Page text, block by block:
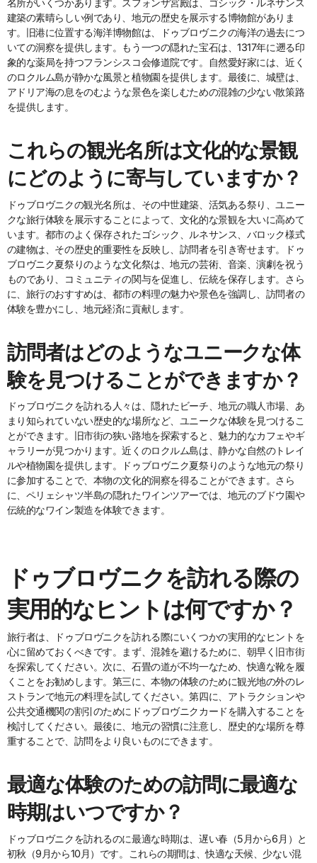
名所がいくつかあります。スフォンザ宮殿は、ゴシック・ルネサンス
建築の素晴らしい例であり、地元の歴史を展示する博物館がありま
す。旧港に位置する海洋博物館は、ドゥブロヴニクの海洋の過去につ
いての洞察を提供します。もう一つの隠れた宝石は、1317年に遡る印
象的な薬局を持つフランシスコ会修道院です。自然愛好家には、近く
のロクルム島が静かな風景と植物園を提供します。最後に、城壁は、
アドリア海の息をのむような景色を楽しむための混雑の少ない散策路
を提供します。
これらの観光名所は文化的な景観
にどのように寄与していますか？
ドゥブロヴニクの観光名所は、その中世建築、活気ある祭り、ユニー
クな旅行体験を展示することによって、文化的な景観を大いに高めて
います。都市のよく保存されたゴシック、ルネサンス、バロック様式
の建物は、その歴史的重要性を反映し、訪問者を引き寄せます。ドゥ
ブロヴニク夏祭りのような文化祭は、地元の芸術、音楽、演劇を祝う
ものであり、コミュニティの関与を促進し、伝統を保存します。さら
に、旅行のおすすめは、都市の料理の魅力や景色を強調し、訪問者の
体験を豊かにし、地元経済に貢献します。
訪問者はどのようなユニークな体
験を見つけることができますか？
ドゥブロヴニクを訪れる人々は、隠れたビーチ、地元の職人市場、あ
まり知られていない歴史的な場所など、ユニークな体験を見つけるこ
とができます。旧市街の狭い路地を探索すると、魅力的なカフェやギ
ャラリーが見つかります。近くのロクルム島は、静かな自然のトレイ
ルや植物園を提供します。ドゥブロヴニク夏祭りのような地元の祭り
に参加することで、本物の文化的洞察を得ることができます。さら
に、ペリェシャツ半島の隠れたワインツアーでは、地元のブドウ園や
伝統的なワイン製造を体験できます。
ドゥブロヴニクを訪れる際の
実用的なヒントは何ですか？
旅行者は、ドゥブロヴニクを訪れる際にいくつかの実用的なヒントを
心に留めておくべきです。まず、混雑を避けるために、朝早く旧市街
を探索してください。次に、石畳の道が不均一なため、快適な靴を履
くことをお勧めします。第三に、本物の体験のために観光地の外のレ
ストランで地元の料理を試してください。第四に、アトラクションや
公共交通機関の割引のためにドゥブロヴニクカードを購入することを
検討してください。最後に、地元の習慣に注意し、歴史的な場所を尊
重することで、訪問をより良いものにできます。
最適な体験のための訪問に最適な
時期はいつですか？
ドゥブロヴニクを訪れるのに最適な時期は、遅い春（5月から6月）と
初秋（9月から10月）です。これらの期間は、快適な天候、少ない混